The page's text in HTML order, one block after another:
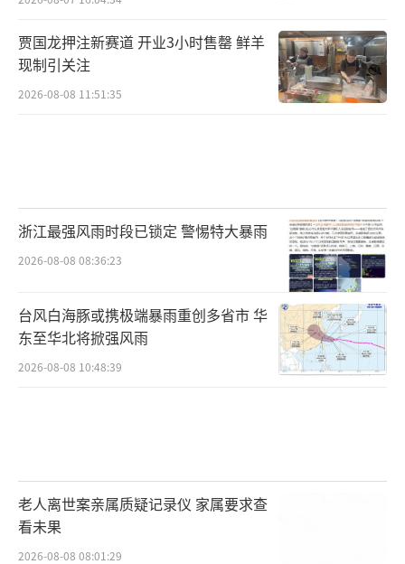
贾国龙押注新赛道 开业3小时售罄 鲜羊
现制引关注
2026-08-08 11:51:35
浙江最强风雨时段已锁定 警惕特大暴雨
2026-08-08 08:36:23
台风白海豚或携极端暴雨重创多省市 华
东至华北将掀强风雨
2026-08-08 10:48:39
老人离世案亲属质疑记录仪 家属要求查
看未果
2026-08-08 08:01:29